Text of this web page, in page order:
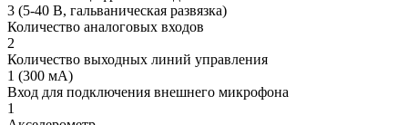
3 (5-40 В, гальваническая развязка)
Количество аналоговых входов
2
Количество выходных линий управления
1 (300 мА)
Вход для подключения внешнего микрофона
1